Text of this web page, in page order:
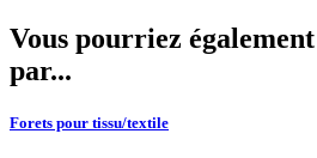
Vous pourriez
par...
Forets pour tissu/textile